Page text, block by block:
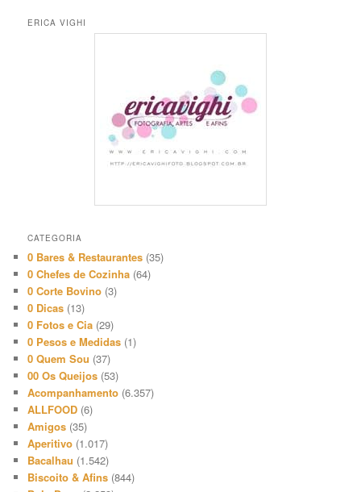
ERICA VIGHI
CATEGORIA
0 Bares & Restaurantes (35)
0 Chefes de Cozinha (64)
0 Corte Bovino (3)
0 Dicas (13)
0 Fotos e Cia (29)
0 Pesos e Medidas (1)
0 Quem Sou (37)
00 Os Queijos (53)
Acompanhamento (6.357)
ALLFOOD (6)
Amigos (35)
Aperitivo (1.017)
Bacalhau (1.542)
Biscoito & Afins (844)